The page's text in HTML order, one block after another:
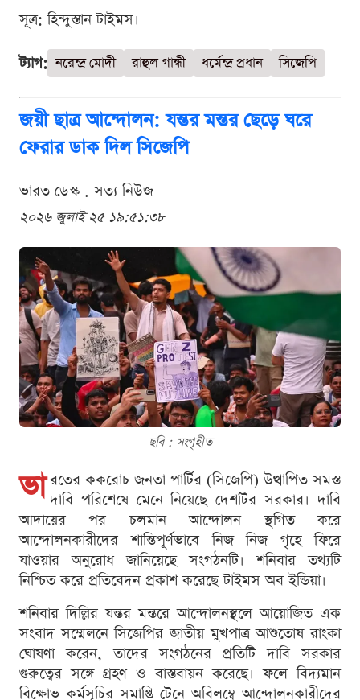
সূত্র: হিন্দুস্তান টাইমস।
ট্যাগ: নরেন্দ্র মোদী রাহুল গান্ধী ধর্মেন্দ্র প্রধান সিজেপি
জয়ী ছাত্র আন্দোলন: যন্তর মন্তর ছেড়ে ঘরে
ফেরার ডাক দিল সিজেপি
ভারত ডেস্ক . সত্য নিউজ
২০২৬ জুলাই ২৫ ১৯:৫১:৩৮
ছবি : সংগৃহীত
ভা রতের ককরোচ জনতা পার্টির (সিজেপি) উত্থাপিত সমস্ত
দাবি পরিশেষে মেনে নিয়েছে দেশটির সরকার। দাবি
আদায়ের পর চলমান আন্দোলন স্থগিত করে
আন্দোলনকারীদের শান্তিপূর্ণভাবে নিজ নিজ গৃহে ফিরে
যাওয়ার অনুরোধ জানিয়েছে সংগঠনটি। শনিবার তথ্যটি
নিশ্চিত করে প্রতিবেদন প্রকাশ করেছে টাইমস অব ইন্ডিয়া।
শনিবার দিল্লির যন্তর মন্তরে আন্দোলনস্থলে আয়োজিত এক
সংবাদ সম্মেলনে সিজেপির জাতীয় মুখপাত্র আশুতোষ রাংকা
ঘোষণা করেন, তাদের সংগঠনের প্রতিটি দাবি সরকার
গুরুত্বের সঙ্গে গ্রহণ ও বাস্তবায়ন করেছে। ফলে বিদ্যমান
বিক্ষোভ কর্মসূচির সমাপ্তি টেনে অবিলম্বে আন্দোলনকারীদের